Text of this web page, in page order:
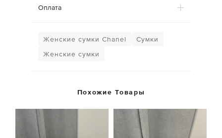
Оплата
Женские сумки Chanel
Сумки
Женские сумки
Похожие Товары